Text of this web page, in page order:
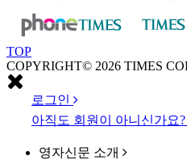
TOP
COPYRIGHT© 2026 TIMES
로그인
아직도 회원이 아니신가요?
영자신문 소개